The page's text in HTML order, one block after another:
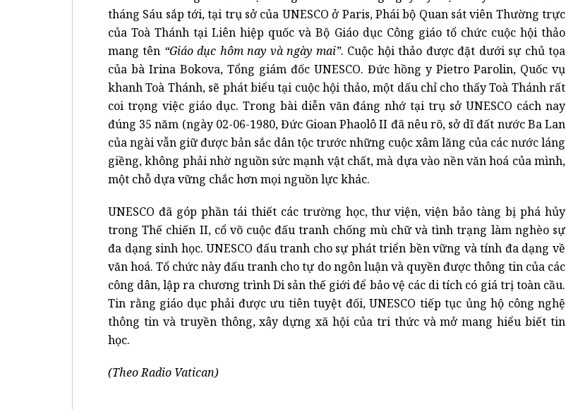
tháng Sáu sắp tới, tại trụ sở của UNESCO ở Paris, Phái bộ Quan sát viên Thường trực
của Toà Thánh tại Liên hiệp quốc và Bộ Giáo dục Công giáo tổ chức cuộc hội thảo
mang tên “Giáo dục hôm nay và ngày mai”. Cuộc hội thảo được đặt dưới sự chủ tọa
của bà Irina Bokova, Tổng giám đốc UNESCO. Đức hồng y Pietro Parolin, Quốc vụ
khanh Toà Thánh, sẽ phát biểu tại cuộc hội thảo, một dấu chỉ cho thấy Toà Thánh rất
coi trọng việc giáo dục. Trong bài diễn văn đáng nhớ tại trụ sở UNESCO cách nay
đúng 35 năm (ngày 02-06-1980, Đức Gioan Phaolô II đã nêu rõ, sở dĩ đất nước Ba Lan
của ngài vẫn giữ được bản sắc dân tộc trước những cuộc xâm lăng của các nước láng
giềng, không phải nhờ nguồn sức mạnh vật chất, mà dựa vào nền văn hoá của mình,
một chỗ dựa vững chắc hơn mọi nguồn lực khác.
UNESCO đã góp phần tái thiết các trường học, thư viện, viện bảo tàng bị phá hủy
trong Thế chiến II, cổ võ cuộc đấu tranh chống mù chữ và tình trạng làm nghèo sự
đa dạng sinh học. UNESCO đấu tranh cho sự phát triển bền vững và tính đa dạng về
văn hoá. Tổ chức này đấu tranh cho tự do ngôn luận và quyền được thông tin của các
công dân, lập ra chương trình Di sản thế giới để bảo vệ các di tích có giá trị toàn cầu.
Tin rằng giáo dục phải được ưu tiên tuyệt đối, UNESCO tiếp tục ủng hộ công nghệ
thông tin và truyền thông, xây dựng xã hội của tri thức và mở mang hiểu biết tin
học.
(Theo Radio Vatican)